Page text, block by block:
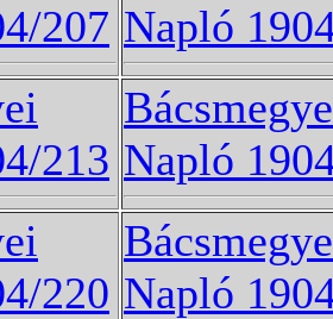
207 Napló
213 Napló
220 Napló